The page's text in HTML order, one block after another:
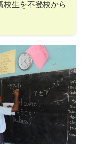
校生を不登校から